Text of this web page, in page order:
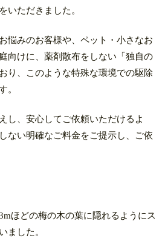
いただきました。​
悩みのお客様や、ペット・小さなお
向けに、薬剤散布をしない「独自の
り、このような特殊な環境での駆除
。
し、安心してご依頼いただけるよ
ない明確なご料金をご提示し、ご依
ほどの梅の木の葉に隠れるようにス
ました。​